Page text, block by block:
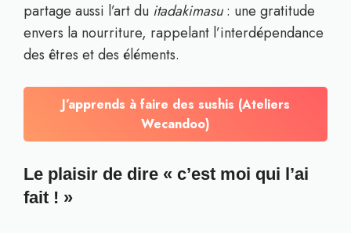
partage aussi l’art du itadakimasu: une gratitude
envers la nourriture, rappelant l’interdépendance
des êtres et des éléments.
J’apprends à faire des sushis (Ateliers
Wecandoo)
Le plaisir de dire « c’est moi qui l’ai
fait ! »